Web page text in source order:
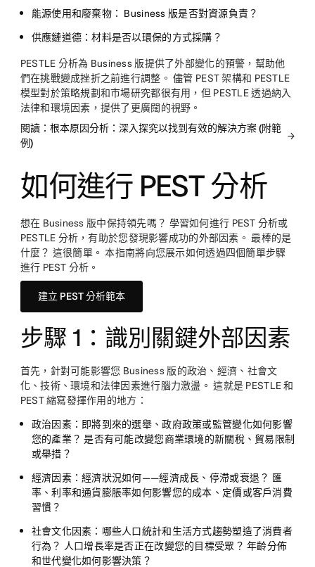
能源使用和廢棄物： Business 版是否對資源負責？
供應鏈道德：材料是否以環保的方式採購？
PESTLE 分析為 Business 版提供了外部變化的預警，幫助他
們在挑戰變成挫折之前進行調整。 儘管 PEST 架構和 PESTLE
模型對於策略規劃和市場研究都很有用，但 PESTLE 透過納入
法律和環境因素，提供了更廣闊的視野。
閱讀：根本原因分析：深入探究以找到有效的解決方案 (附範
例)
如何進行 PEST 分析
想在 Business 版中保持領先嗎？ 學習如何進行 PEST 分析或
PESTLE 分析，有助於您發現影響成功的外部因素。 最棒的是
什麼？ 這很簡單。 本指南將向您展示如何透過四個簡單步驟
進行 PEST 分析。
建立 PEST 分析範本
步驟 1：識別關鍵外部因素
首先，針對可能影響您 Business 版的政治、經濟、社會文
化、技術、環境和法律因素進行腦力激盪。 這就是 PESTLE 和
PEST 縮寫發揮作用的地方：
政治因素： 即將到來的選舉、政府政策或監管變化如何影響
您的產業？ 是否有可能改變您商業環境的新關稅、貿易限制
或舉措？
經濟因素：經濟狀況如何——經濟成長、停滯或衰退？ 匯
率、利率和通貨膨脹率如何影響您的成本、定價或客戶消費
習慣？
社會文化因素： 哪些人口統計和生活方式趨勢塑造了消費者
行為？ 人口增長率是否正在改變您的目標受眾？ 年齡分佈
和世代變化如何影響決策？